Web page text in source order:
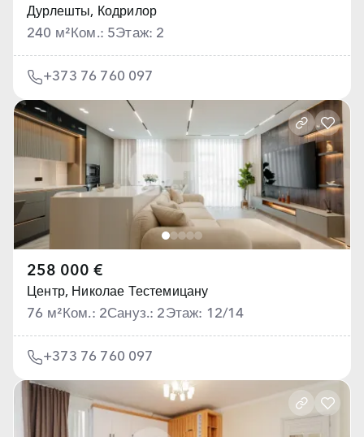
Дурлешты, Кодрилор
240 м² Ком.: 5Этаж: 2
+373 76 760 097
258 000 €
Центр, Николае Тестемицану
76 м² Ком.: 2Сануз.: 2Этаж: 12/14
+373 76 760 097